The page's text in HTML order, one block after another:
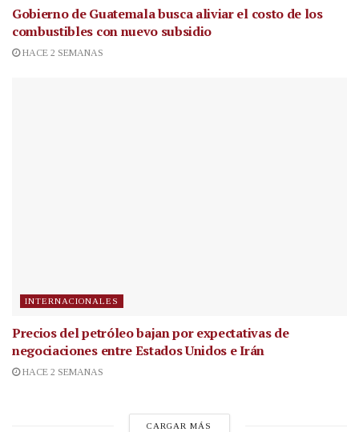
Gobierno de Guatemala busca aliviar el costo de los
combustibles con nuevo subsidio
HACE 2 SEMANAS
INTERNACIONALES
Precios del petróleo bajan por expectativas de
negociaciones entre Estados Unidos e Irán
HACE 2 SEMANAS
CARGAR MÁS